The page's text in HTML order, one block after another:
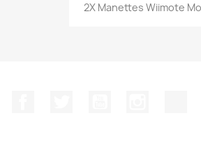
2X Manettes Wiimote